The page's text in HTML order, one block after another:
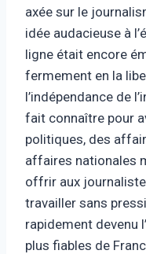
axée sur le
idée audacieuse à
ligne était encore
fermement en la
l’indépendance de
fait connaître pour
politiques, des
affaires nationales
offrir aux
travailler sans
rapidement devenu
plus fiables de